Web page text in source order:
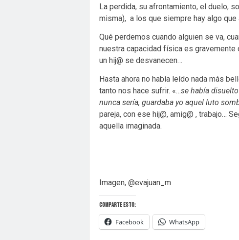
La perdida, su afrontamiento, el duelo,
misma), a los que siempre hay algo que
Qué perdemos cuando alguien se va,
nuestra capacidad física es gravemente
un hij@ se desvanecen…
Hasta ahora no había leído nada más
tanto nos hace sufrir. «…se había
nunca sería, guardaba yo aquel luto
pareja, con ese hij@, amig@ , trabajo…
aquella imaginada.
Imagen, @evajuan_m
Comparte esto:
Facebook WhatsApp